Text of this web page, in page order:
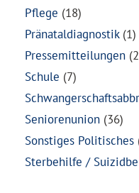
Pflege (18)
Pränataldiagnostik(1)
Pressemitteilungen
Schule (7)
Seniorenunion (36)
Sonstiges Politisches
Sterbehilfe /